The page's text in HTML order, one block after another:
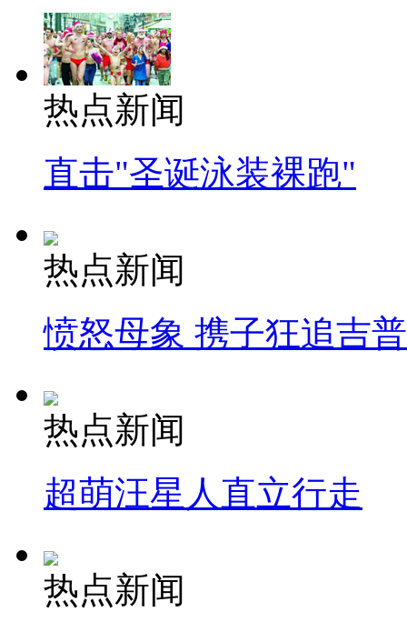
热点新闻
直击"圣诞泳装裸跑"
热点新闻
愤怒母象 携子狂追吉
热点新闻
超萌汪星人直立行走
热点新闻